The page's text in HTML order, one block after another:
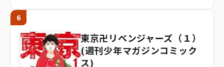
6
東京卍リベンジャーズ（１）
(週刊少年マガジンコミック
ス)